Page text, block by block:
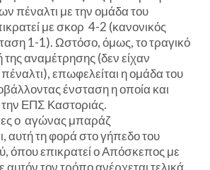
πέναλτι με την ομάδα του
με σκορ 4-2 (κανονικός
1-1). Ωστόσο, όμως, το τραγικό
της αναμέτρησης (δεν είχαν
πέναλτι), επωφελείται η ομάδα του
ένσταση η οποία και
την ΕΠΣ Καστοριάς.
ο αγώνας μπαράζ
αυτή τη φορά στο γήπεδο του
όπου επικρατεί ο Απόσκεπος με
αυτόν τον τρόπο ανέρχεται τελικά